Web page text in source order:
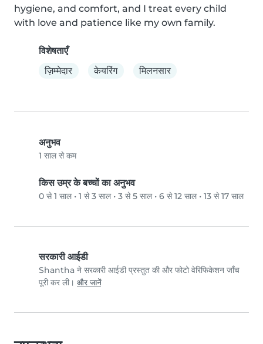
hygiene, and comfort, and I treat every child
with love and patience like my own family.
विशेषताएँ
ज़िम्मेदार
केयरिंग मिलनसार
अनुभव
1 साल से कम
किस उम्र के बच्चों का अनुभव
0 से 1 साल • 1 से 3 साल • 3 से 5 साल • 6 से 12 साल • 13 से 17 साल
सरकारी आईडी
Shantha ने सरकारी आईडी प्रस्तुत की और फोटो वेरिफिकेशन जाँच
पूरी कर ली। और जानें